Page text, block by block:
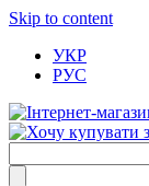
Skip to content
УКР
РУС